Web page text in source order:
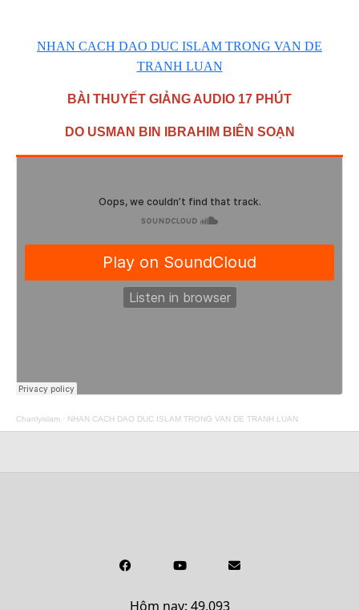
NHAN CACH DAO DUC ISLAM TRONG VAN DE
TRANH LUAN
BÀI THUYẾT GIẢNG AUDIO 17 PHÚT
DO USMAN BIN IBRAHIM BIÊN SOẠN
Chanlyislam · NHAN CACH DAO DUC ISLAM TRONG VAN DE TRANH LUAN
Hôm nay: 49,093